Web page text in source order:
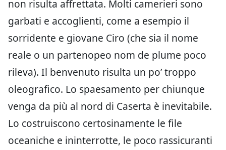
non risulta affrettata. Molti camerieri sono
garbati e accoglienti, come a esempio il
sorridente e giovane Ciro (che sia il nome
reale o un partenopeo nom de plume poco
rileva). Il benvenuto risulta un po’ troppo
oleografico. Lo spaesamento per chiunque
venga da più al nord di Caserta è inevitabile.
Lo costruiscono certosinamente le file
oceaniche e ininterrotte, le poco rassicuranti